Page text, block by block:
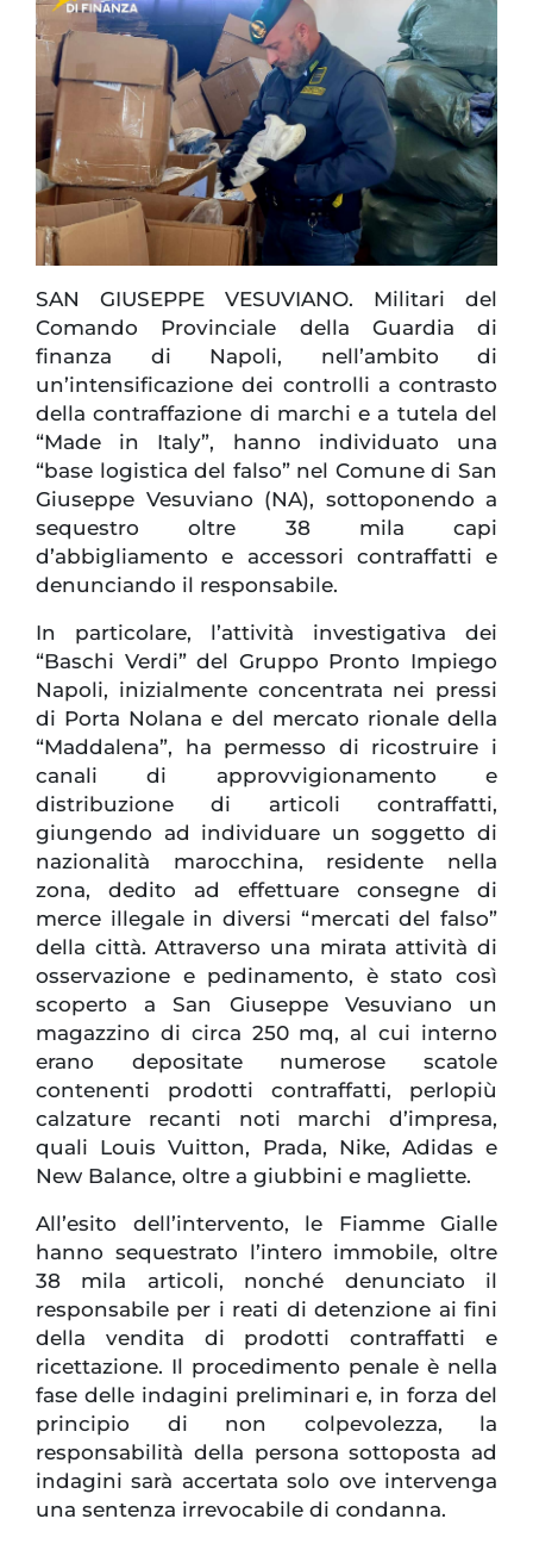
SAN GIUSEPPE VESUVIANO. Militari del
Comando Provinciale della Guardia di
finanza di Napoli, nell’ambito di
un’intensificazione dei controlli a contrasto
della contraffazione di marchi e a tutela del
“Made in Italy”, hanno individuato una
“base logistica del falso” nel Comune di San
Giuseppe Vesuviano (NA), sottoponendo a
sequestro oltre 38 mila capi
d’abbigliamento e accessori contraffatti e
denunciando il responsabile.
In particolare, l’attività investigativa dei
“Baschi Verdi” del Gruppo Pronto Impiego
Napoli, inizialmente concentrata nei pressi
di Porta Nolana e del mercato rionale della
“Maddalena”, ha permesso di ricostruire i
canali di approvvigionamento e
distribuzione di articoli contraffatti,
giungendo ad individuare un soggetto di
nazionalità marocchina, residente nella
zona, dedito ad effettuare consegne di
merce illegale in diversi “mercati del falso”
della città. Attraverso una mirata attività di
osservazione e pedinamento, è stato così
scoperto a San Giuseppe Vesuviano un
magazzino di circa 250 mq, al cui interno
erano depositate numerose scatole
contenenti prodotti contraffatti, perlopiù
calzature recanti noti marchi d’impresa,
quali Louis Vuitton, Prada, Nike, Adidas e
New Balance, oltre a giubbini e magliette.
All’esito dell’intervento, le Fiamme Gialle
hanno sequestrato l’intero immobile, oltre
38 mila articoli, nonché denunciato il
responsabile per i reati di detenzione ai fini
della vendita di prodotti contraffatti e
ricettazione. Il procedimento penale è nella
fase delle indagini preliminari e, in forza del
principio di non colpevolezza, la
responsabilità della persona sottoposta ad
indagini sarà accertata solo ove intervenga
una sentenza irrevocabile di condanna.